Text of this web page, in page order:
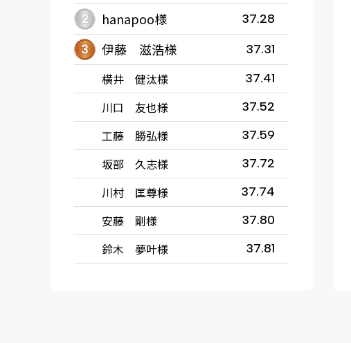
hanapoo様 37.28
伊藤 滋浩様 37.31
横井 健汰様 37.41
川口 友也様 37.52
工藤 勝弘様 37.59
坂部 久志様 37.72
川村 匡尊様 37.74
安藤 剛様 37.80
鈴木 夢叶様 37.81